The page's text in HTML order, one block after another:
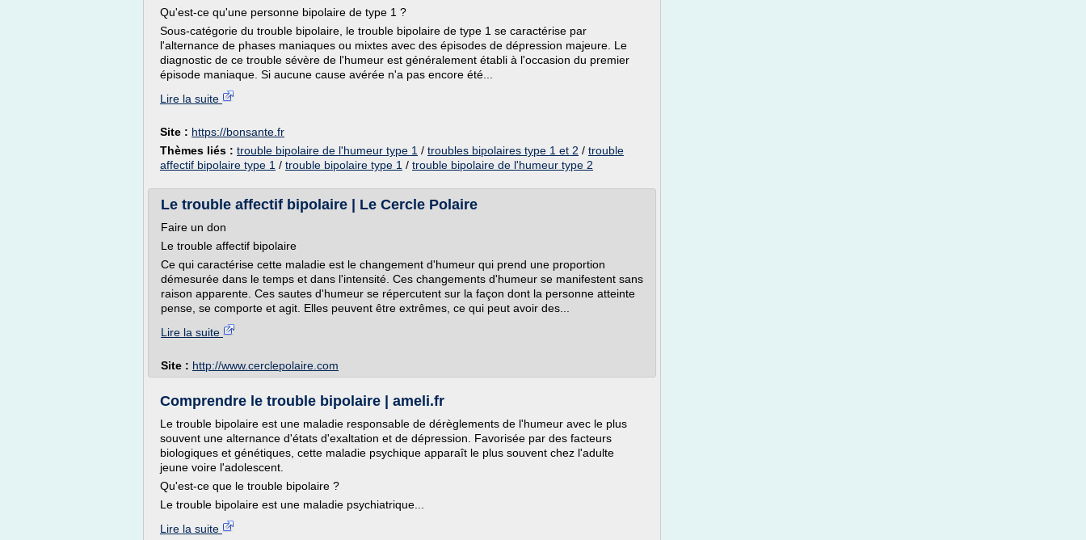
Qu'est-ce qu'une personne bipolaire de type 1 ?
Sous-catégorie du trouble bipolaire, le trouble bipolaire de type 1 se caractérise par
l'alternance de phases maniaques ou mixtes avec des épisodes de dépression majeure. Le
diagnostic de ce trouble sévère de l'humeur est généralement établi à l'occasion du premier
épisode maniaque. Si aucune cause avérée n'a pas encore été...
Lire la suite
Site : https://bonsante.fr
Thèmes liés : trouble bipolaire de l'humeur type 1 / troubles bipolaires type 1 et 2 / trouble
affectif bipolaire type 1 / trouble bipolaire type 1 / trouble bipolaire de l'humeur type 2
Le trouble affectif bipolaire | Le Cercle Polaire
Faire un don
Le trouble affectif bipolaire
Ce qui caractérise cette maladie est le changement d'humeur qui prend une proportion
démesurée dans le temps et dans l'intensité. Ces changements d'humeur se manifestent sans
raison apparente. Ces sautes d'humeur se répercutent sur la façon dont la personne atteinte
pense, se comporte et agit. Elles peuvent être extrêmes, ce qui peut avoir des...
Lire la suite
Site : http://www.cerclepolaire.com
Comprendre le trouble bipolaire | ameli.fr
Le trouble bipolaire est une maladie responsable de dérèglements de l'humeur avec le plus
souvent une alternance d'états d'exaltation et de dépression. Favorisée par des facteurs
biologiques et génétiques, cette maladie psychique apparaît le plus souvent chez l'adulte
jeune voire l'adolescent.
Qu'est-ce que le trouble bipolaire ?
Le trouble bipolaire est une maladie psychiatrique...
Lire la suite